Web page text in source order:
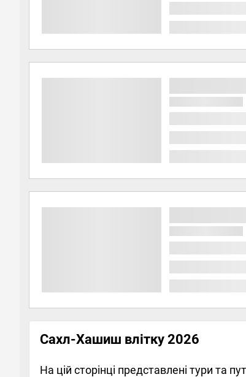
Сахл-Хашиш влітку 2026
На цій сторінці представлені тури та